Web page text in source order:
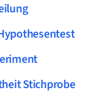
Stichprobe